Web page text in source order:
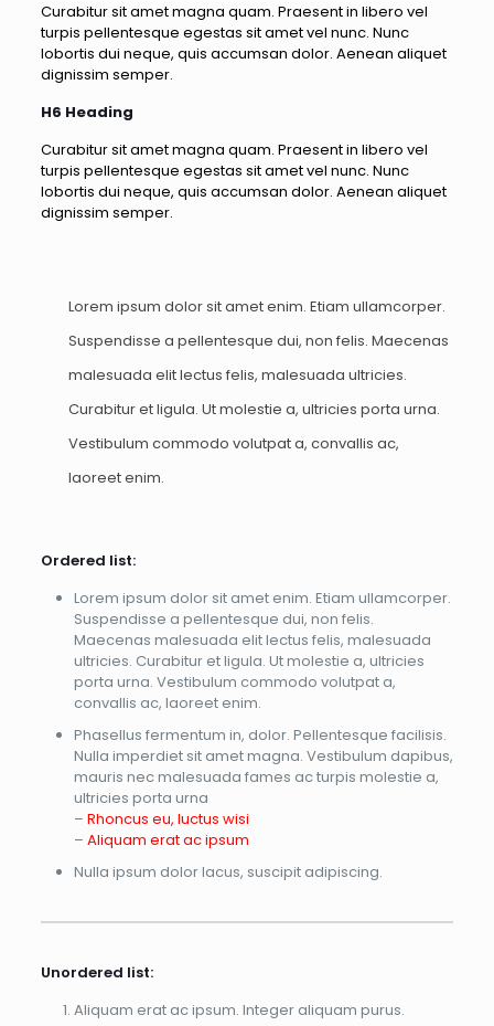
Curabitur sit amet magna quam. Praesent in libero vel
turpis pellentesque egestas sit amet vel nunc. Nunc
lobortis dui neque, quis accumsan dolor. Aenean aliquet
dignissim semper.
H6 Heading
Curabitur sit amet magna quam. Praesent in libero vel
turpis pellentesque egestas sit amet vel nunc. Nunc
lobortis dui neque, quis accumsan dolor. Aenean aliquet
dignissim semper.
Lorem ipsum dolor sit amet enim. Etiam ullamcorper.
Suspendisse a pellentesque dui, non felis. Maecenas
malesuada elit lectus felis, malesuada ultricies.
Curabitur et ligula. Ut molestie a, ultricies porta urna.
Vestibulum commodo volutpat a, convallis ac,
laoreet enim.
Ordered list:
Lorem ipsum dolor sit amet enim. Etiam ullamcorper.
Suspendisse a pellentesque dui, non felis.
Maecenas malesuada elit lectus felis, malesuada
ultricies. Curabitur et ligula. Ut molestie a, ultricies
porta urna. Vestibulum commodo volutpat a,
convallis ac, laoreet enim.
Phasellus fermentum in, dolor. Pellentesque facilisis.
Nulla imperdiet sit amet magna. Vestibulum dapibus,
mauris nec malesuada fames ac turpis molestie a,
ultricies porta urna
– Rhoncus eu, luctus wisi
– Aliquam erat ac ipsum
Nulla ipsum dolor lacus, suscipit adipiscing.
Unordered list:
Aliquam erat ac ipsum. Integer aliquam purus.